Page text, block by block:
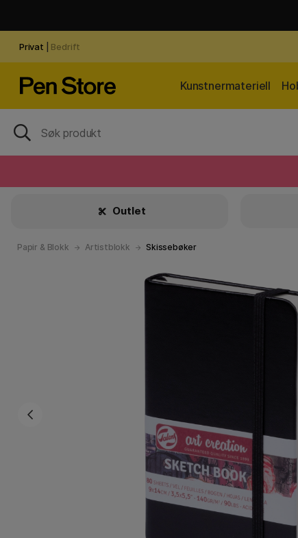
Privat Bedrift
Kunstnermateriell
Outlet
Papir & Blokk Artistblokk Skissebøker